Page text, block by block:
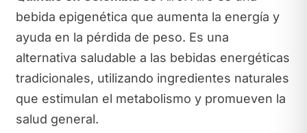
bebida epigenética que aumenta la energía y
ayuda en la pérdida de peso. Es una
alternativa saludable a las bebidas energéticas
tradicionales, utilizando ingredientes naturales
que estimulan el metabolismo y promueven la
salud general.